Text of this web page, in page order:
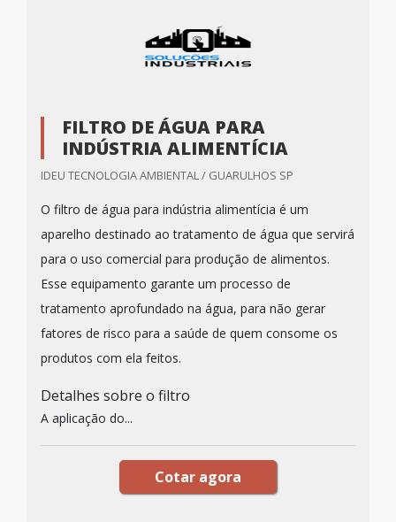
FILTRO DE ÁGUA PARA
INDÚSTRIA ALIMENTÍCIA
IDEU TECNOLOGIA AMBIENTAL / GUARULHOS SP
O filtro de água para indústria alimentícia é um
aparelho destinado ao tratamento de água que servirá
para o uso comercial para produção de alimentos.
Esse equipamento garante um processo de
tratamento aprofundado na água, para não gerar
fatores de risco para a saúde de quem consome os
produtos com ela feitos.
Detalhes sobre o filtro
A aplicação do...
Cotar agora